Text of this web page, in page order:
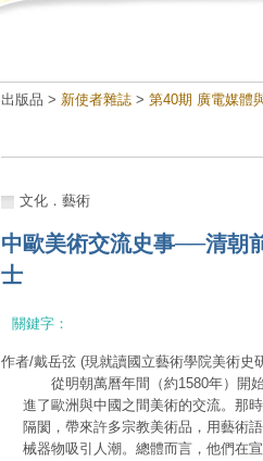
出版品 > 新使者雜誌 > 第40期 廣電媒體
文化．藝術
中歐美術交流史事──清朝
士
關鍵字：
作者/戴岳弦 (現就讀國立藝術學院美術史
從明朝萬曆年間（約1580年）開
進了歐洲與中國之間美術的交流。那
隔閡，帶來許多宗教美術品，用藝術
械器物吸引人潮。總體而言，他們在